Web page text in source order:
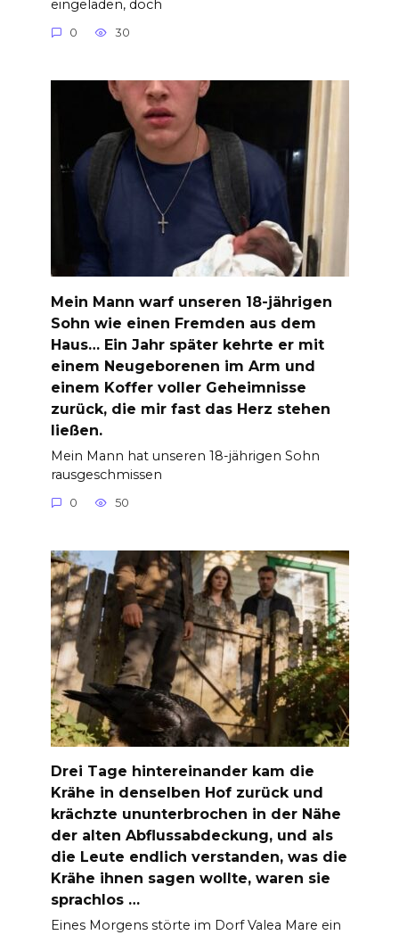
eingeladen, doch
0 30
Mein Mann warf unseren 18-jährigen
Sohn wie einen Fremden aus dem
Haus… Ein Jahr später kehrte er mit
einem Neugeborenen im Arm und
einem Koffer voller Geheimnisse
zurück, die mir fast das Herz stehen
ließen.
Mein Mann hat unseren 18-jährigen Sohn
rausgeschmissen
0 50
Drei Tage hintereinander kam die
Krähe in denselben Hof zurück und
krächzte ununterbrochen in der Nähe
der alten Abflussabdeckung, und als
die Leute endlich verstanden, was die
Krähe ihnen sagen wollte, waren sie
sprachlos …
Eines Morgens störte im Dorf Valea Mare ein